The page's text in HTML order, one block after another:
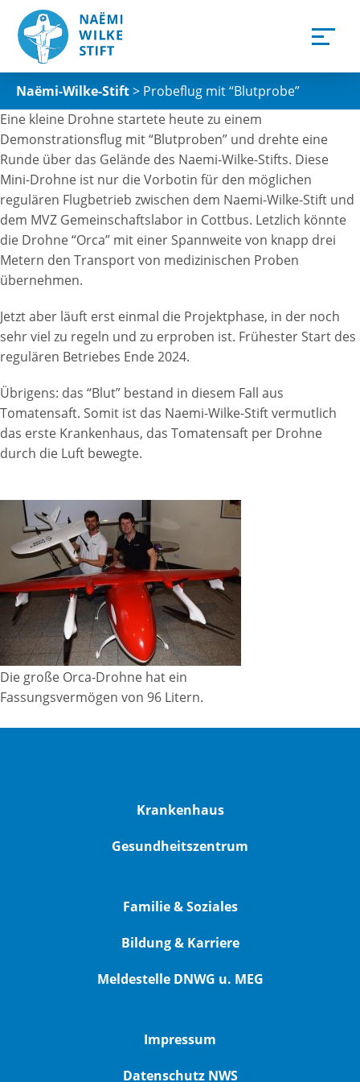
Naëmi-Wilke-Stift> Probeflug mit “Blutprobe”
Eine kleine Drohne startete heute zu einem
Demonstrationsflug mit “Blutproben” und drehte eine
Runde über das Gelände des Naemi-Wilke-Stifts. Diese
Mini-Drohne ist nur die Vorbotin für den möglichen
regulären Flugbetrieb zwischen dem Naemi-Wilke-Stift und
dem MVZ Gemeinschaftslabor in Cottbus. Letzlich könnte
die Drohne “Orca” mit einer Spannweite von knapp drei
Metern den Transport von medizinischen Proben
übernehmen.
Jetzt aber läuft erst einmal die Projektphase, in der noch
sehr viel zu regeln und zu erproben ist. Frühester Start des
regulären Betriebes Ende 2024.
Übrigens: das “Blut” bestand in diesem Fall aus
Tomatensaft. Somit ist das Naemi-Wilke-Stift vermutlich
das erste Krankenhaus, das Tomatensaft per Drohne
durch die Luft bewegte.
Die große Orca-Drohne hat ein
Fassungsvermögen von 96 Litern.
Krankenhaus
Gesundheitszentrum
Familie & Soziales
Bildung & Karriere
Meldestelle DNWG u. MEG
Impressum
Datenschutz NWS